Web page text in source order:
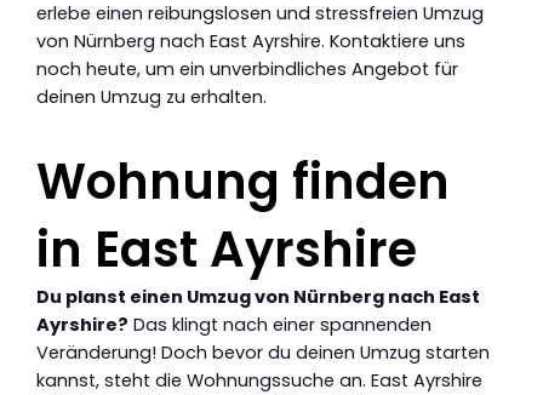
erlebe einen reibungslosen und stressfreien Umzug
von Nürnberg nach East Ayrshire. Kontaktiere uns
noch heute, um ein unverbindliches Angebot für
deinen Umzug zu erhalten.
Wohnung finden
in East Ayrshire
Du planst einen Umzug von Nürnberg nach East
Ayrshire? Das klingt nach einer spannenden
Veränderung! Doch bevor du deinen Umzug starten
kannst, steht die Wohnungssuche an. East Ayrshire